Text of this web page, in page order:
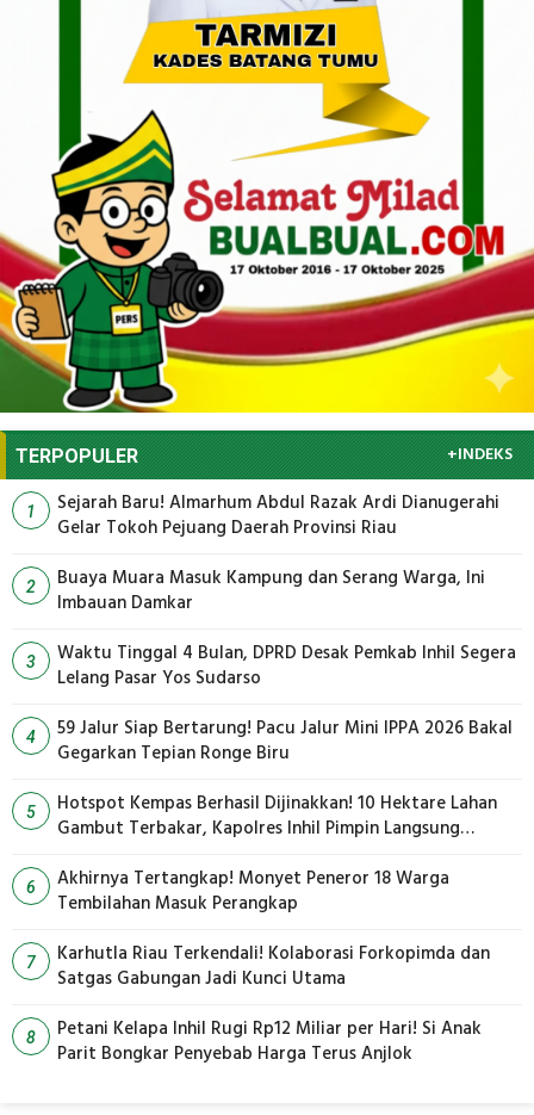
TERPOPULER +INDEKS
1
Sejarah Baru! Almarhum Abdul Razak Ardi Dianugerahi
Gelar Tokoh Pejuang Daerah Provinsi Riau
2
Buaya Muara Masuk Kampung dan Serang Warga, Ini
Imbauan Damkar
3
Waktu Tinggal 4 Bulan, DPRD Desak Pemkab Inhil Segera
Lelang Pasar Yos Sudarso
4
59 Jalur Siap Bertarung! Pacu Jalur Mini IPPA 2026 Bakal
Gegarkan Tepian Ronge Biru
5
Hotspot Kempas Berhasil Dijinakkan! 10 Hektare Lahan
Gambut Terbakar, Kapolres Inhil Pimpin Langsung
6
Akhirnya Tertangkap! Monyet Peneror 18 Warga
Tembilahan Masuk Perangkap
7
Karhutla Riau Terkendali! Kolaborasi Forkopimda dan
Satgas Gabungan Jadi Kunci Utama
8
Petani Kelapa Inhil Rugi Rp12 Miliar per Hari! Si Anak
Parit Bongkar Penyebab Harga Terus Anjlok